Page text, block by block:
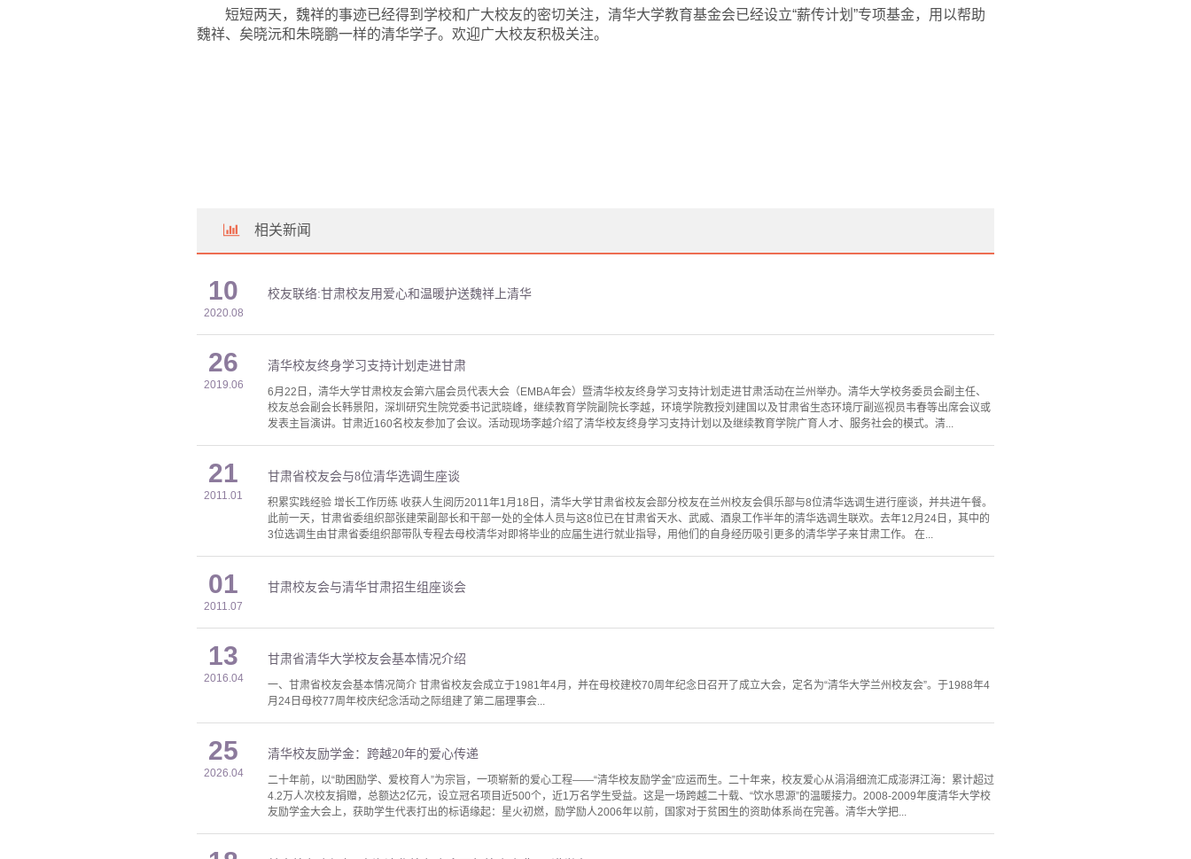
短短两天，魏祥的事迹已经得到学校和广大校友的密切关注，清华大学教育基金会已经设立“薪传计划”专项基金，用以帮助
魏祥、矣晓沅和朱晓鹏一样的清华学子。欢迎广大校友积极关注。
相关新闻
10
2020.08
校友联络:甘肃校友用爱心和温暖护送魏祥上清华
26
2019.06
清华校友终身学习支持计划走进甘肃
6月22日，清华大学甘肃校友会第六届会员代表大会（EMBA年会）暨清华校友终身学习支持计划走进甘肃活动在兰州举办。清华大学校务委员会副主任、
校友总会副会长韩景阳，深圳研究生院党委书记武晓峰，继续教育学院副院长李越，环境学院教授刘建国以及甘肃省生态环境厅副巡视员韦春等出席会议或
发表主旨演讲。甘肃近160名校友参加了会议。活动现场李越介绍了清华校友终身学习支持计划以及继续教育学院广育人才、服务社会的模式。清...
21
2011.01
甘肃省校友会与8位清华选调生座谈
积累实践经验 增长工作历练 收获人生阅历2011年1月18日，清华大学甘肃省校友会部分校友在兰州校友会俱乐部与8位清华选调生进行座谈，并共进午餐。
此前一天，甘肃省委组织部张建荣副部长和干部一处的全体人员与这8位已在甘肃省天水、武威、酒泉工作半年的清华选调生联欢。去年12月24日，其中的
3位选调生由甘肃省委组织部带队专程去母校清华对即将毕业的应届生进行就业指导，用他们的自身经历吸引更多的清华学子来甘肃工作。 在...
01
2011.07
甘肃校友会与清华甘肃招生组座谈会
13
2016.04
甘肃省清华大学校友会基本情况介绍
一、甘肃省校友会基本情况简介 甘肃省校友会成立于1981年4月，并在母校建校70周年纪念日召开了成立大会，定名为“清华大学兰州校友会”。于1988年4
月24日母校77周年校庆纪念活动之际组建了第二届理事会...
25
2026.04
清华校友励学金：跨越20年的爱心传递
二十年前，以“助困励学、爱校育人”为宗旨，一项崭新的爱心工程——“清华校友励学金”应运而生。二十年来，校友爱心从涓涓细流汇成澎湃江海：累计超过
4.2万人次校友捐赠，总额达2亿元，设立冠名项目近500个，近1万名学生受益。这是一场跨越二十载、“饮水思源”的温暖接力。2008-2009年度清华大学校
友励学金大会上，获助学生代表打出的标语缘起：星火初燃，励学励人2006年以前，国家对于贫困生的资助体系尚在完善。清华大学把...